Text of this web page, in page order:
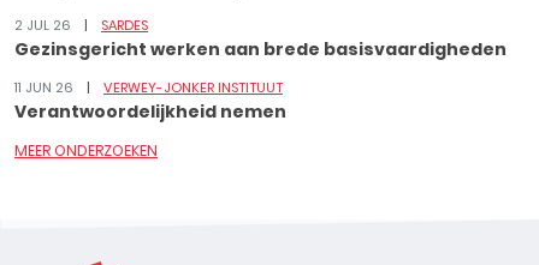
2 JUL 26 SARDES
Gezinsgericht werken aan brede basisvaardigheden
11 JUN 26 VERWEY-JONKER INSTITUUT
Verantwoordelijkheid nemen
MEER ONDERZOEKEN